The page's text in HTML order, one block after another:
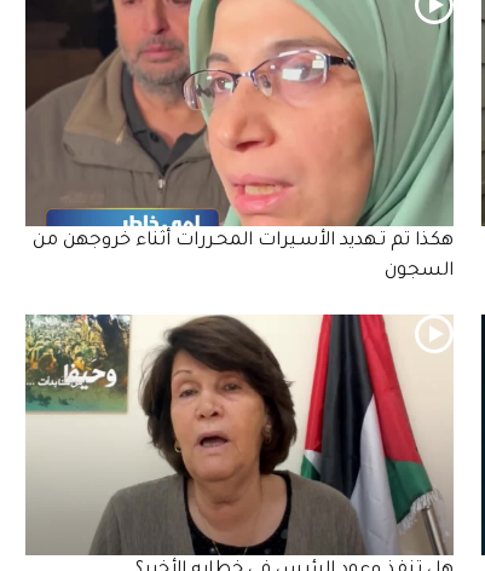
هكذا تم تـهديد الأسـيرات المحـررات أثناء خروجهن من
السجون